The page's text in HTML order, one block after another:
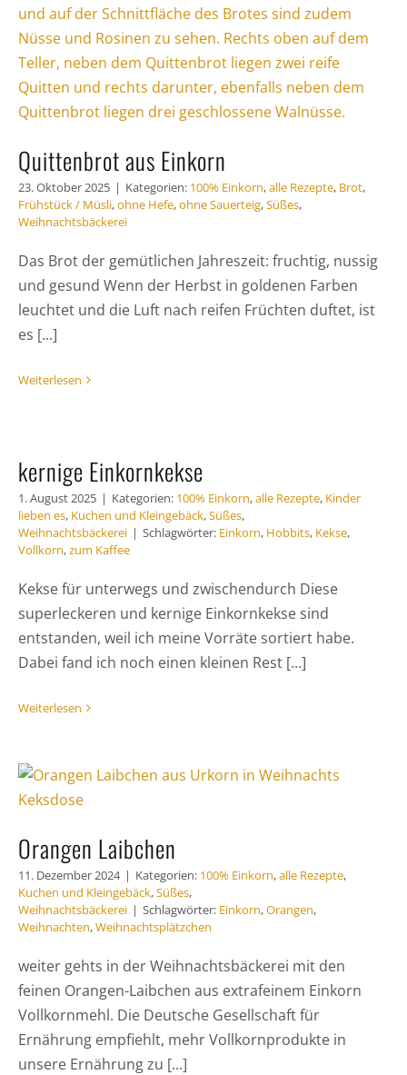
Quittenbrot aus Einkorn
23. Oktober 2025 | Kategorien: 100% Einkorn,alle Rezepte, Brot,
Frühstück / Müsli,ohne Hefe,ohne Sauerteig,Süßes,
Weihnachtsbäckerei
Das Brot der gemütlichen Jahreszeit: fruchtig, nussig
und gesund Wenn der Herbst in goldenen Farben
leuchtet und die Luft nach reifen Früchten duftet, ist
es [...]
Weiterlesen
kernige Einkornkekse
1. August 2025 | Kategorien: 100% Einkorn,alle Rezepte, Kinder
lieben es, Kuchen und Kleingebäck,Süßes,
Weihnachtsbäckerei | Schlagwörter: Einkorn, Hobbits, Kekse,
Vollkorn,zum Kaffee
Kekse für unterwegs und zwischendurch Diese
superleckeren und kernige Einkornkekse sind
entstanden, weil ich meine Vorräte sortiert habe.
Dabei fand ich noch einen kleinen Rest [...]
Weiterlesen
Orangen Laibchen
11. Dezember 2024 | Kategorien: 100% Einkorn,alle Rezepte,
Kuchen und Kleingebäck,Süßes,
Weihnachtsbäckerei | Schlagwörter: Einkorn,Orangen,
Weihnachten,Weihnachtsplätzchen
weiter gehts in der Weihnachtsbäckerei mit den
feinen Orangen-Laibchen aus extrafeinem Einkorn
Vollkornmehl. Die Deutsche Gesellschaft für
Ernährung empfiehlt, mehr Vollkornprodukte in
unsere Ernährung zu [...]